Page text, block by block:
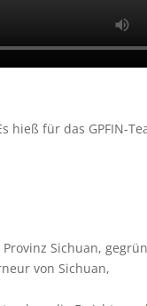
hieß für das GPFIN-
Sichuan,
von Sichuan,